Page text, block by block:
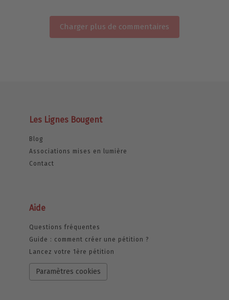
Charger plus de commentaires
Les Lignes Bougent
Blog
Associations mises en lumière
Contact
Aide
Questions fréquentes
Guide : comment créer une pétition ?
Lancez votre 1ère pétition
Paramètres cookies